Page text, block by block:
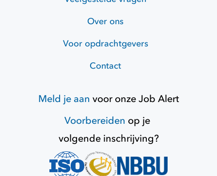
Over ons
Voor opdrachtgevers
Contact
Meld je aan voor onzeJob Alert
Voorbereiden op je
volgende inschrijving?